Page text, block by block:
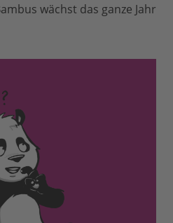
wächst das ganze Jahr